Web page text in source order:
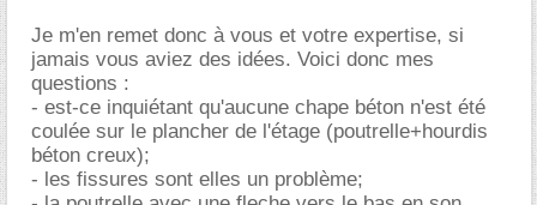
Je m'en remet donc à vous et votre expertise, si
jamais vous aviez des idées. Voici donc mes
questions :
- est-ce inquiétant qu'aucune chape béton n'est été
coulée sur le plancher de l'étage (poutrelle+hourdis
béton creux);
- les fissures sont elles un problème;